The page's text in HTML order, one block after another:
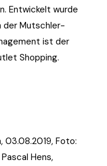
Entwickelt wurde
der Mutschler-
ist der
Shopping.
03.08.2019, Foto:
Hens,